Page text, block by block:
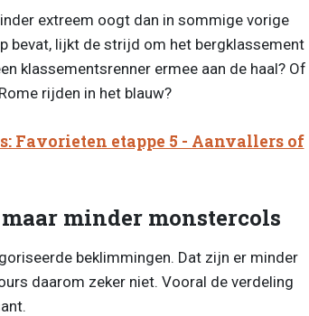
extreem oogt dan in sommige vorige
bevat, lijkt de strijd om het bergklassement
klassementsrenner ermee aan de haal? Of
rijden in het blauw?
Favorieten etappe 5 - Aanvallers of
minder monstercols
beklimmingen. Dat zijn er minder
daarom zeker niet. Vooral de verdeling